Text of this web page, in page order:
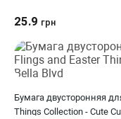
25.9 грн
Бумага двусторонняя
Things Collection - Cute